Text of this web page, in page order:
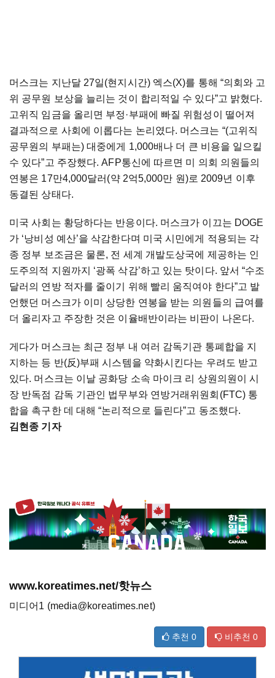
머스크는 지난달 27일(현지시간) 엑스(X)를 통해 “의회와 고
위 공무원 보상을 늘리는 것이 합리적일 수 있다”고 밝혔다.
고위직 임금을 올리면 부정·부패에 빠질 위험성이 떨어져
결과적으로 사회에 이롭다는 논리였다. 머스크는 “(고위직
공무원의 부패는) 대중에게 1,000배나 더 큰 비용을 일으킬
수 있다”고 주장했다. AFP통신에 따르면 미 의회 의원들의
연봉은 17만4,000달러(약 2억5,000만 원)로 2009년 이후
동결된 상태다.
미국 사회는 황당하다는 반응이다. 머스크가 이끄는 DOGE
가 ‘낭비성 예산’을 삭감한다며 미국 시민에게 적용되는 각
종 정부 보조금은 물론, 전 세계 개발도상국에 제공하는 인
도주의적 지원까지 ‘광폭 삭감’하고 있는 탓이다. 앞서 “수조
달러의 연방 적자를 줄이기 위해 빨리 움직여야 한다”고 발
언했던 머스크가 이미 상당한 연봉을 받는 의원들의 급여를
더 올리자고 주장한 것은 이율배반이라는 비판이 나온다.
게다가 머스크는 최근 정부 내 여러 감독기관 통폐합을 지
지하는 등 반(反)부패 시스템을 약화시킨다는 우려도 받고
있다. 머스크는 이날 공화당 소속 마이크 리 상원의원이 시
장 반독점 감독 기관인 법무부와 연방거래위원회(FTC) 통
합을 촉구한 데 대해 “논리적으로 들린다”고 동조했다.
김현종 기자
www.koreatimes.net/핫뉴스
미디어1 (media@koreatimes.net)
추천 0 비추천 0